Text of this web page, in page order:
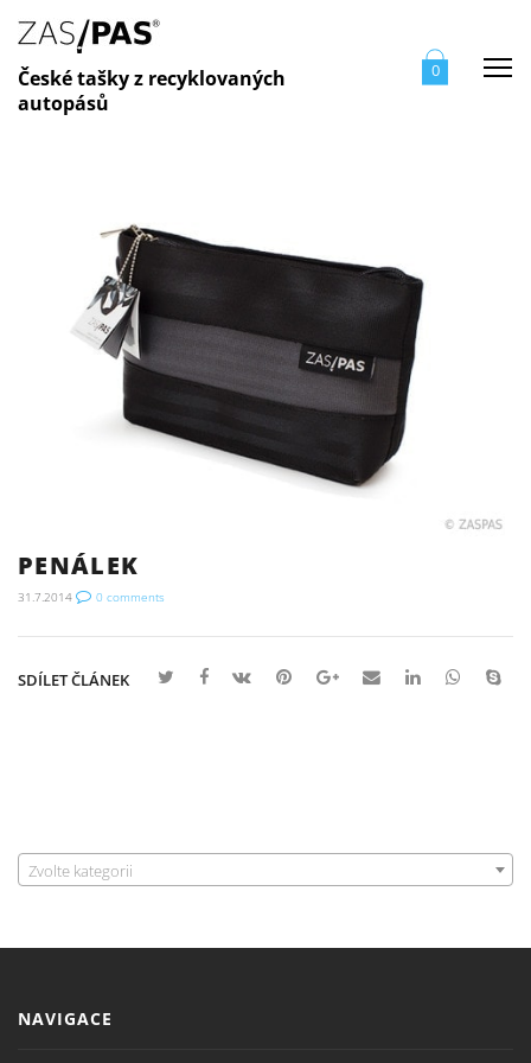
České tašky z recyklovaných
autopásů
0
PENÁLEK
31.7.2014 0 comments
SDÍLET ČLÁNEK
Zvolte kategorii
NAVIGACE